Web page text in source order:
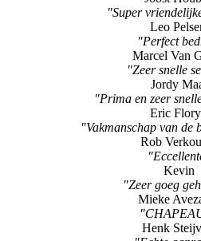
"Super
Leo
"Perfect
Marcel Van
"Zeer snelle
Jordy
"Prima en zeer
Eric
"Vakmanschap van de
Rob
Kevin
"Zeer goeg
Mieke
Henk